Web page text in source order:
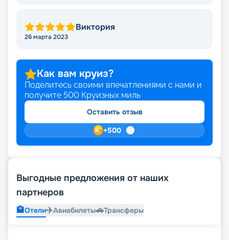
Виктория
26 марта 2023
Как вам круиз?
Поделитесь своими впечатлениями с нами и
получите 500 Круизных миль
Оставить отзыв
+500
Выгодные предложения от наших
партнеров
🏨Отели✈️Авиабилеты🚗Трансферы